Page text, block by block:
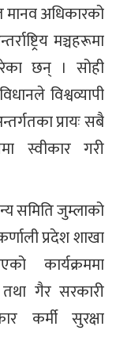
मानव अधिकारको
मञ्चहरूमा
छन् । सोही
विश्वव्यापी
प्रायः सबै
स्वीकार गरी
समिति जुम्लाको
प्रदेश शाखा
कार्यक्रममा
तथा गैर सरकारी
कर्मी सुरक्षा